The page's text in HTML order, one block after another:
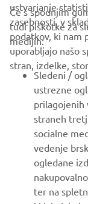
PODJETJA
ZA PODJETJA
VEČ YAMAHA
PODPORA
GLASILO
ustvarjanje
zasebnosti, v
podatkov, ki nam
uporabljajo našo
stran, izdelke,
Če s spodnjim
tudi piškotke za
medijih:
Sledeni /
ustrezne
prilagojenih
straneh
socialne
vedenje
ogledane
ter na